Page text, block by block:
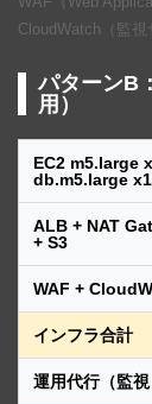
CloudWatch（監視
パターンB
用）
EC2 m5.large
db.m5.large
ALB + NAT
+ S3
WAF +
インフラ合計
運用代行（監視